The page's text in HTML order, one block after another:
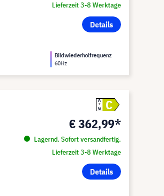
Lieferzeit 3-8 Werktage
Details
Bildwiederholfrequenz
60Hz
A
G
C
€ 362,99*
Lagernd. Sofort versandfertig.
Lieferzeit 3-8 Werktage
Details